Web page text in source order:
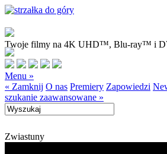
Twoje filmy na 4K UHD™, Blu-ray™ i
Menu »
« Zamknij O nas Premiery Zapowiedzi
szukanie zaawansowane »
Zwiastuny